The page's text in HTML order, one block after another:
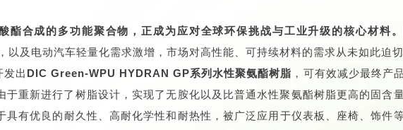
酯合成的多功能聚合物，正成为应对全球环保挑战与工业升级的核心材料。
及电动汽车轻量化需求激增，市场对高性能、可持续材料的需求从未如此迫切
出 DIC Green-WPU HYDRAN GP系列水性聚氨酯树脂 ，可有效减少最终产
重新进行了树脂设计，实现了无胺化以及比普通水性聚氨酯树脂更高的固含
有优良的耐久性、高耐化学性和耐热性，被广泛应用于仪表板、座椅、饰件